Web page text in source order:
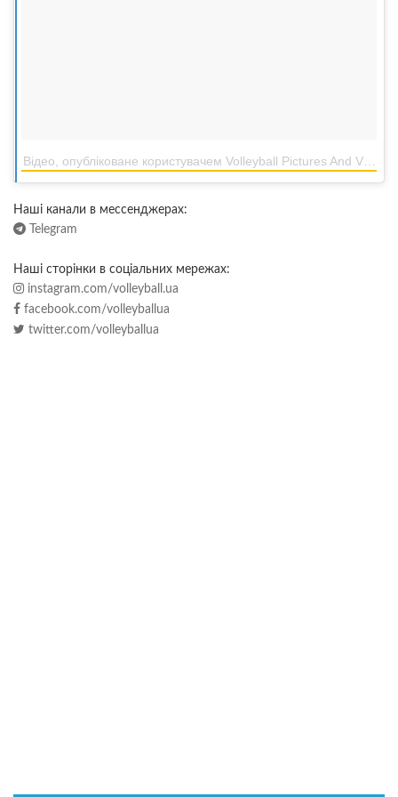
Наші канали в мессенджерах:
Telegram
Наші сторінки в соціальних мережах:
instagram.com/volleyball.ua
facebook.com/volleyballua
twitter.com/volleyballua